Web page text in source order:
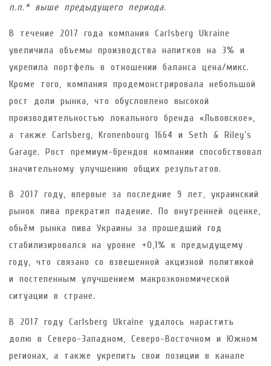
п.п.* выше предыдущего периода.
В течение 2017 года компания Carlsberg Ukraine
увеличила объемы производства напитков на 3% и
укрепила портфель в отношении баланса цена/микс.
Кроме того, компания продемонстрировала небольшой
рост доли рынка, что обусловлено высокой
производительностью локального бренда «Львовское»,
а также Carlsberg, Kronenbourg 1664 и Seth & Riley’s
Garage. Рост премиум-брендов компании способствовал
значительному улучшению общих результатов.
В 2017 году, впервые за последние 9 лет, украинский
рынок пива прекратил падение. По внутренней оценке,
обьём рынка пива Украины за прошедший год
стабилизировался на уровне +0,1% к предыдущему
году, что связано со взвешенной акцизной политикой
и постепенным улучшением макроэкономической
ситуации в стране.
В 2017 году Carlsberg Ukraine удалось нарастить
долю в Северо-Западном, Северо-Восточном и Южном
регионах, а также укрепить свои позиции в канале